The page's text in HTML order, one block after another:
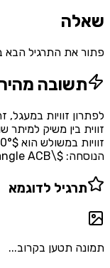
שאלה
פתור את התרגיל הבא
תשובה
לפתרון זוויות
זווית בין משיק למיתר
הנוסחה: $\angle ABC = 180° - \angle BAC - \angle ACB$.
תרגיל לדוגמא
תמונה תטען בקרוב...